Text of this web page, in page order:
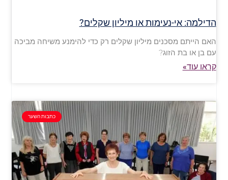
הדילמה: אי-נעימות או מיליון שקלים?
האם הייתם מסכנים מיליון שקלים רק כדי להימנע משיחה מביכה
עם בן או בת הזוג?
קראו עוד»
כתבות השער